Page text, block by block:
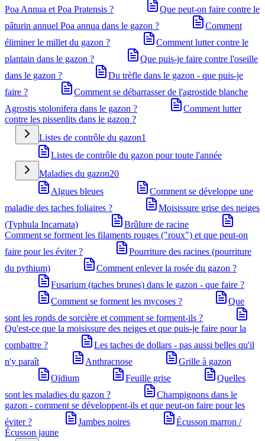
Poa Annua et Poa Pratensis ?
Que peut-on faire contre le
pâturin annuel Poa annua dans le gazon ?
Comment
éliminer le millet du gazon ?
Comment lutter contre le
plantain dans le gazon ?
Que puis-je faire contre l'oseille
dans le gazon ?
Du trèfle dans le gazon - que puis-je
faire ?
Comment se débarrasser de l'agrostide blanche
Agrostis stolonifera dans le gazon ?
Comment lutter
contre les pissenlits dans le gazon ?
Listes de contrôle du gazon1
Listes de contrôle du gazon pour toute l'année
Maladies du gazon20
Algues bleues
Comment se développe une
maladie des taches foliaires ?
Moisissure grise des neiges
(Typhula Incarnata)
Brûlure de racine
Comment se forment les filaments rouges ("roux") et que peut-on
faire pour les éviter ?
Pourriture des racines (pourriture
du pythium)
Comment enlever la rosée du gazon ?
Fusarium (taches brunes) dans le gazon - que faire ?
Comment se forment les mycoses ?
Que
sont les ronds de sorcière et comment se forment-ils ?
Qu'est-ce que la moisissure des neiges et que puis-je faire pour la
combattre ?
Les taches de dollars - pas aussi belles qu'il
n'y paraît
Anthracnose
Grille à gazon
Oïdium
Feuille grise
Quelles
sont les maladies du gazon ?
Champignons dans le
gazon - comment se développent-ils et que peut-on faire pour les
éviter ?
Jambes noires
Écusson marron /
Écusson jaune